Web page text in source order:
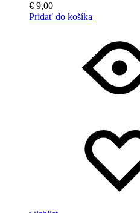
€ 9,00
Pridať do košíka